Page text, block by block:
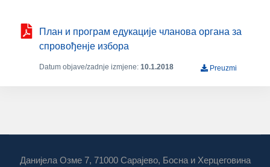
План и програм едукације чланова органа за
спровођенје избора
Datum objave/zadnje izmjene: 10.1.2018 Preuzmi
Данијела Озме 7, 71000 Сарајево, Босна и Херцеговина